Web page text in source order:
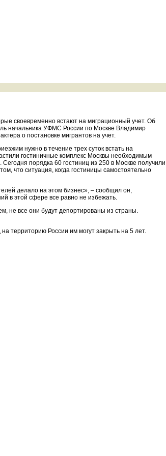
своевременно встают на миграционный учет. Об
начальника УФМС России по Москве Владимир
о постановке мигрантов на учет.
нужно в течение трех суток встать на
гостиничные комплекс Москвы необходимым
порядка 60 гостиниц из 250 в Москве получили
что ситуация, когда гостиницы самостоятельно
делало на этом бизнес», – сообщил он,
в этой сфере все равно не избежать.
не все они будут депортированы из страны.
территорию России им могут закрыть на 5 лет.